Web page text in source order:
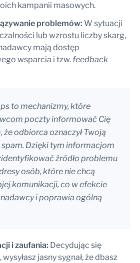
kampanii masowych.
problemów: W sytuacji
lub wzrostu liczby skarg,
mają dostęp
wsparcia i tzw. feedback
to mechanizmy, które
poczty informować Cię
że odbiorca oznaczył Twoją
Dzięki tym informacjom
źródło problemu
osób, które nie chcą
komunikacji, co w efekcie
i poprawia ogólną
i zaufania: Decydując się
jasny sygnał, że dbasz